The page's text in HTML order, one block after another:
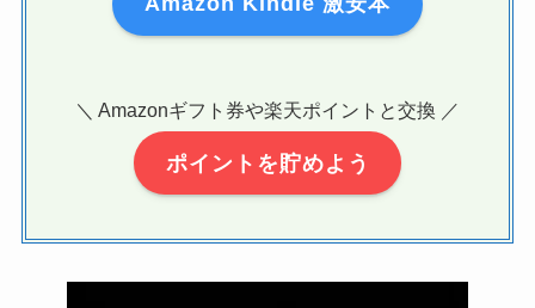
＼ Amazonギフト券や楽天ポイントと交換 ／
ポイントを貯めよう